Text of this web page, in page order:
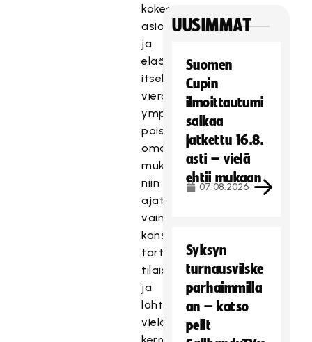
kokea
asioita
ja
elää
itselle
vieraammassa
ympäristössä
pois
omalta
mukavuusalueelta,
niin
ajattelimme
vaimon
kanssa
tarttua
tilaisuuteen
ja
lähteä
vielä
UUSIMMAT
Suomen
Cupin
ilmoittautumi
saikaa
jatkettu 16.8.
asti – vielä
ehtii mukaan
07.08.2026
Syksyn
turnausvilske
parhaimmilla
an – katso
pelit